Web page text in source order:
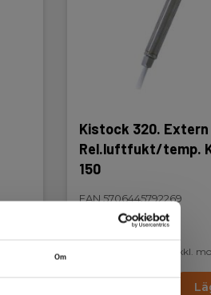
Om
Kistock 320. Extern
Rel.luftfukt/temp.
150
EAN 5706445792269
Få kvar på lager
Exkl.